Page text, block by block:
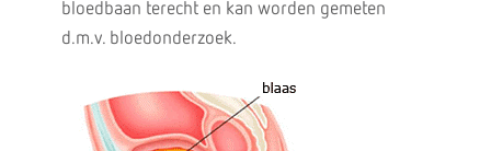
bloedbaan terecht en kan worden gemeten
d.m.v. bloedonderzoek.